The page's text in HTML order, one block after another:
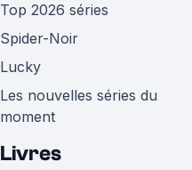
Top 2026 séries
Spider-Noir
Lucky
Les nouvelles séries du
moment
Livres